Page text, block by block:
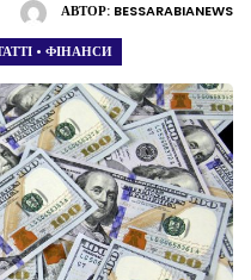
АВТОР: BESSARABIANEWS
• ФІНАНСИ